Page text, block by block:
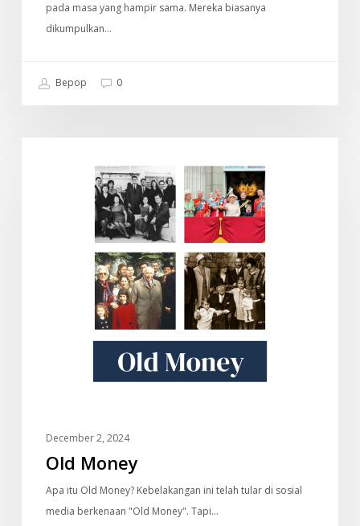
pada masa yang hampir sama. Mereka biasanya
dikumpulkan…
Bepop 0
DOKUMENTARI
December 2, 2024
Old Money
Apa itu Old Money? Kebelakangan ini telah tular di sosial
media berkenaan "Old Money". Tapi…